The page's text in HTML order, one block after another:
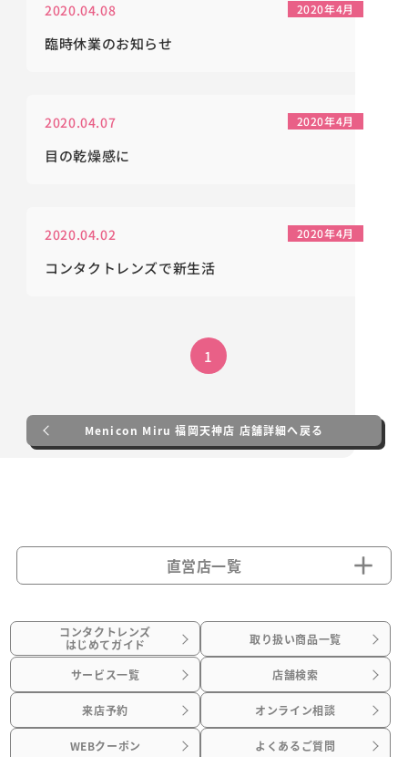
2020.04.08 2020年4月
臨時休業のお知らせ
2020.04.07 2020年4月
目の乾燥感に
2020.04.02 2020年4月
コンタクトレンズで新生活
1
Menicon Miru 福岡天神店 店舗詳細へ戻る
直営店一覧
コンタクトレンズ
はじめてガイド 取り扱い商品一覧
サービス一覧 店舗検索
来店予約 オンライン相談
WEBクーポン よくあるご質問